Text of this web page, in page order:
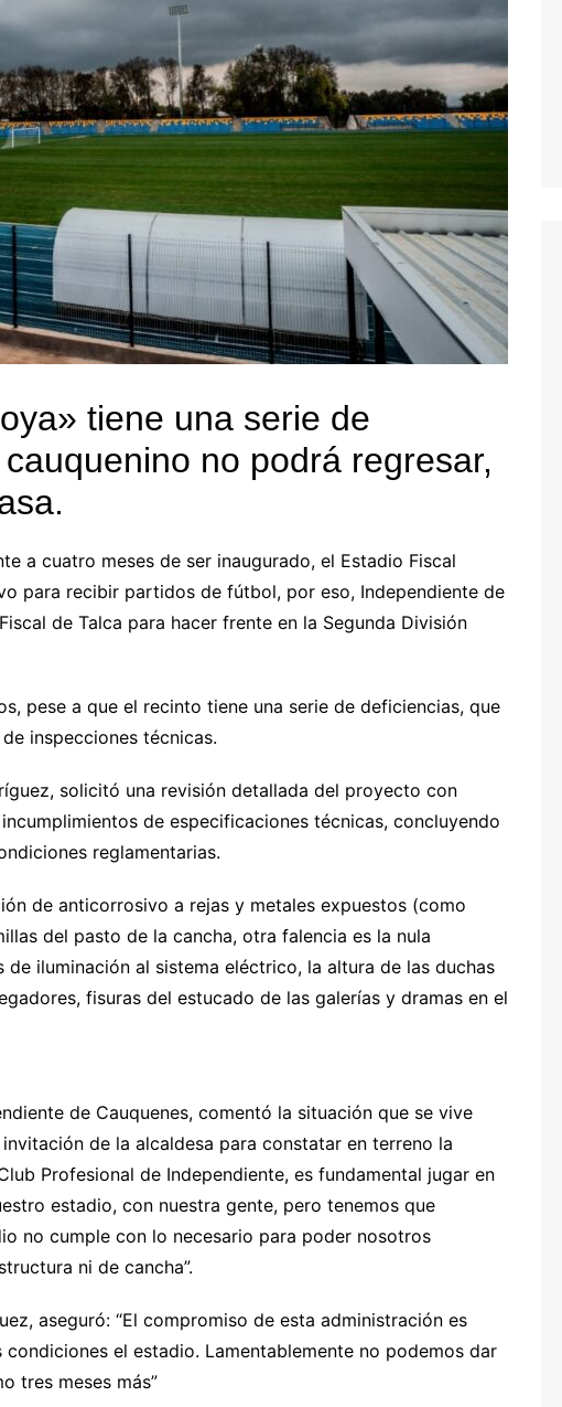
tiene una serie de
no podrá regresar,
a cuatro meses de ser inaugurado, el Estadio Fiscal
para recibir partidos de fútbol, por eso, Independiente de
de Talca para hacer frente en la Segunda División
pese a que el recinto tiene una serie de deficiencias, que
inspecciones técnicas.
solicitó una revisión detallada del proyecto con
de especificaciones técnicas, concluyendo
reglamentarias.
de anticorrosivo a rejas y metales expuestos (como
del pasto de la cancha, otra falencia es la nula
iluminación al sistema eléctrico, la altura de las duchas
fisuras del estucado de las galerías y dramas en el
de Cauquenes, comentó la situación que se vive
de la alcaldesa para constatar en terreno la
Profesional de Independiente, es fundamental jugar en
estadio, con nuestra gente, pero tenemos que
no cumple con lo necesario para poder nosotros
ni de cancha”.
aseguró: “El compromiso de esta administración es
el estadio. Lamentablemente no podemos dar
tres meses más”